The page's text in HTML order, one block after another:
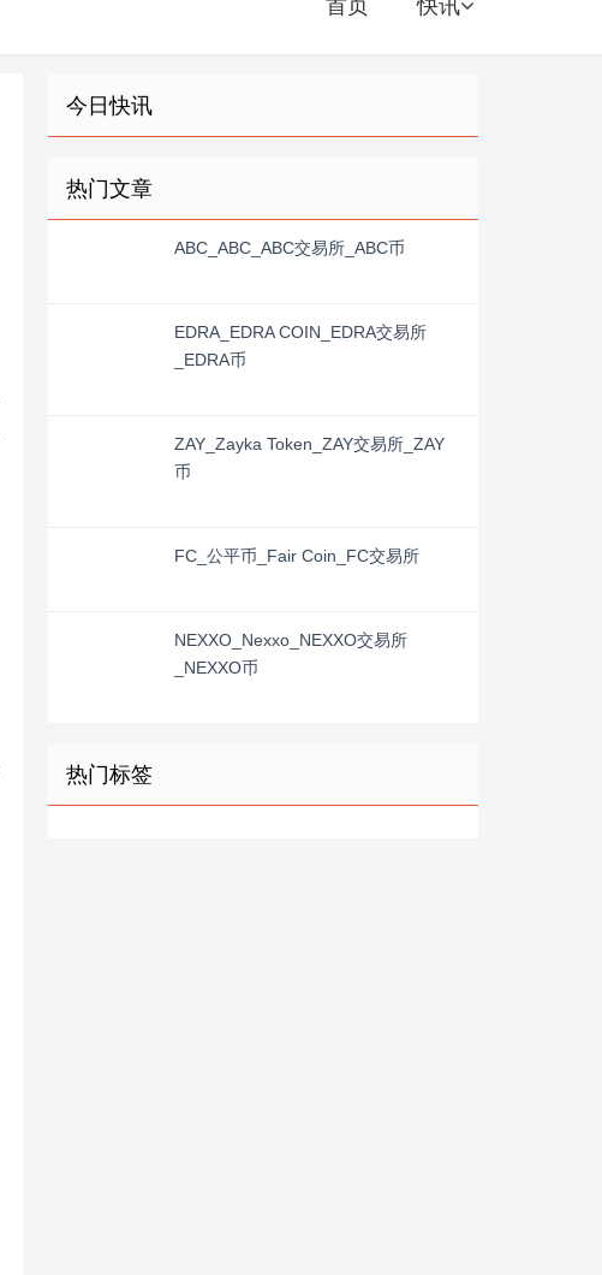
首页 快讯
今日快讯
热门文章
ABC_ABC_ABC交易所_ABC币
EDRA_EDRA COIN_EDRA交易所
_EDRA币
ZAY_Zayka Token_ZAY交易所_ZAY
币
FC_公平币_Fair Coin_FC交易所
NEXXO_Nexxo_NEXXO交易所
_NEXXO币
热门标签